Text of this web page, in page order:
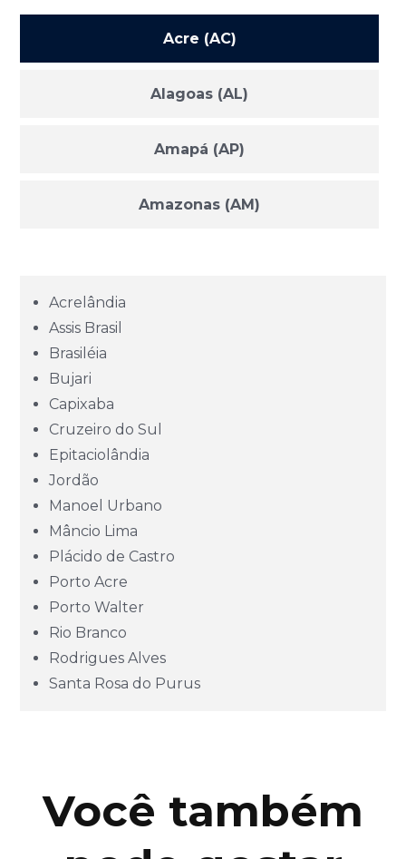
Acre (AC)
Alagoas (AL)
Amapá (AP)
Amazonas (AM)
Goiás (GO)
Mato Grosso (MT)
Minas Gerais (MG)
Paraná (PR)
Acrelândia
Assis Brasil
Brasiléia
Bujari
Capixaba
Cruzeiro do Sul
Epitaciolândia
Jordão
Manoel Urbano
Mâncio Lima
Plácido de Castro
Porto Acre
Porto Walter
Rio Branco
Rodrigues Alves
Santa Rosa do Purus
Você também